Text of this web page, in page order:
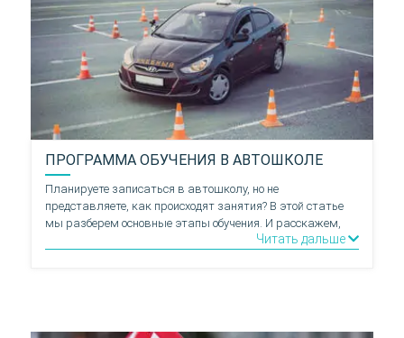
ПРОГРАММА ОБУЧЕНИЯ В АВТОШКОЛЕ
Планируете записаться в автошколу, но не
представляете, как происходят занятия? В этой статье
мы разберем основные этапы обучения. И расскажем,
что входит в программу теоретических и практических
Читать дальше